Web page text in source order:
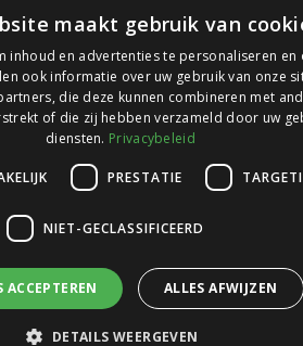
© 2026 Ledlichtdiscounter.nl
op
maakt gebruik van
inhoud en advertenties te personaliseren en
ook informatie over uw gebruik van onze
die deze kunnen combineren met
of die zij hebben verzameld door uw
diensten. Privacybeleid
PRESTATIE
NIET-GECLASSIFICEERD
ACCEPTEREN ALLES AFWIJZEN
DETAILS WEERGEVEN